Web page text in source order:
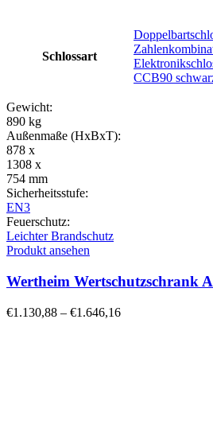
Schlossart
CCB90
Gewicht:
890 kg
Außenmaße (HxBxT):
878 x
1308 x
754 mm
Sicherheitsstufe:
EN3
Feuerschutz:
Leichter Brandschutz
Produkt ansehen
Wertheim Wertschutzschrank
€1.130,88 – €1.646,16